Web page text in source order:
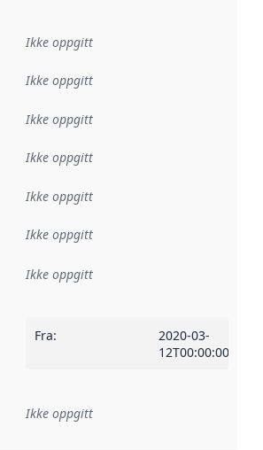
Ikke oppgitt
Ikke oppgitt
Ikke oppgitt
Ikke oppgitt
Ikke oppgitt
Ikke oppgitt
:
Ikke oppgitt
Fra:
2020-03-
12T00:00:00Z
Referanse til en implementasjonsregel
Ikke oppgitt